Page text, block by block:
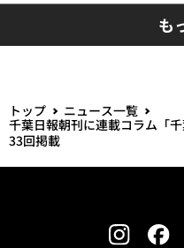
も
トップ
ニュース一覧
千葉日報朝刊に連載コラム「
33回掲載